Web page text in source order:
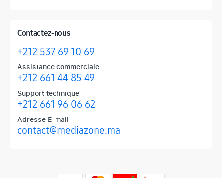
Contactez-nous
+212 537 69 10 69
Assistance commerciale
+212 661 44 85 49
Support technique
+212 661 96 06 62
Adresse E-mail
contact@mediazone.ma